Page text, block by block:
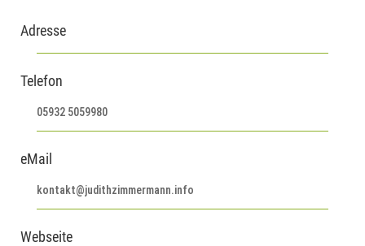
Adresse
Telefon
05932 5059980
eMail
kontakt@judithzimmermann.info
Webseite